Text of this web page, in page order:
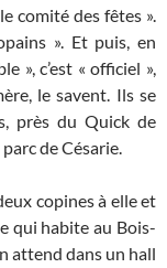
comité des fêtes ».
». Et puis, en
», c’est « officiel »,
le savent. Ils se
près du Quick de
de Césarie.
copines à elle et
qui habite au Bois-
attend dans un hall